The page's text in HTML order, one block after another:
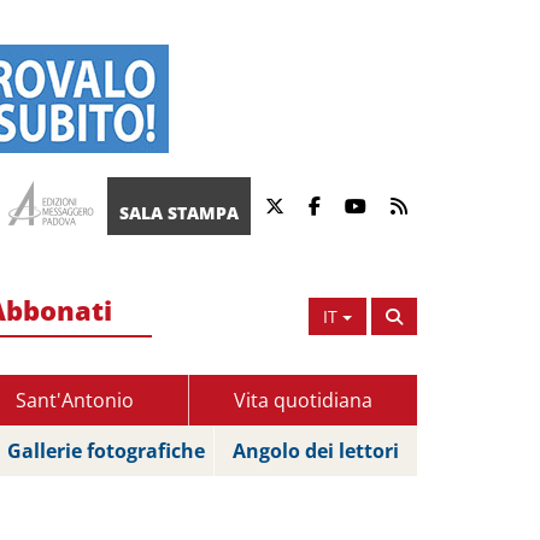
SALA STAMPA
IT
Sant'Antonio
Vita quotidiana
Gallerie fotografiche
Angolo dei lettori